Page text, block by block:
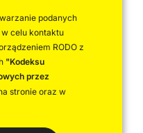
podanych
celu kontaktu
RODO z
"Kodeksu
przez
stronie oraz w